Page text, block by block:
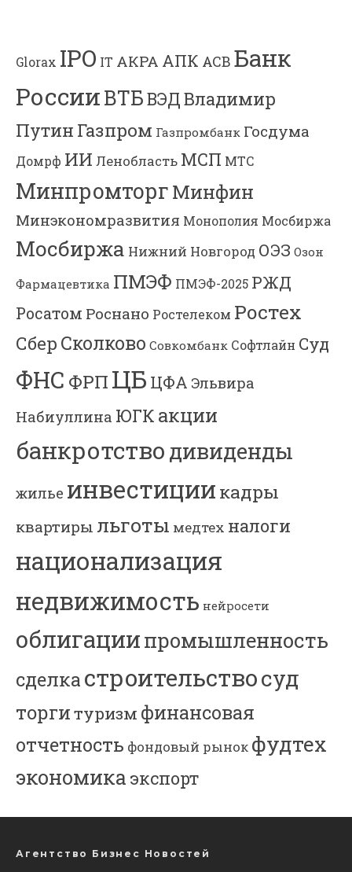
Glorax IPO IT АКРА АПК АСВ Банк
РоссииВТБВЭДВладимир
Путин Газпром Газпромбанк Госдума
Домрф ИИ Ленобласть МСП МТС
МинпромторгМинфин
Минэкономразвития Монополия Мосбиржа
Мосбиржа Нижний Новгород ОЭЗ Озон
Фармацевтика ПМЭФ ПМЭФ-2025 РЖД
Росатом Роснано Ростелеком Ростех
Сбер Сколково Совкомбанк Софтлайн Суд
ФНС ФРП ЦБ ЦФА Эльвира
Набиуллина ЮГК акции
банкротство дивиденды
жилье инвестиции кадры
квартиры льготы медтех налоги
национализация
недвижимость нейросети
облигациипромышленность
сделкастроительствосуд
торгитуризм финансовая
отчетность фондовый рынок фудтех
экономика экспорт
Агентство Бизнес Новостей